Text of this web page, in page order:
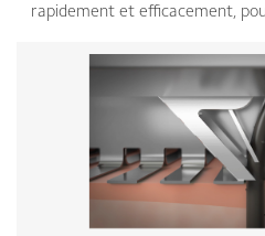
rapidement et efficacement,